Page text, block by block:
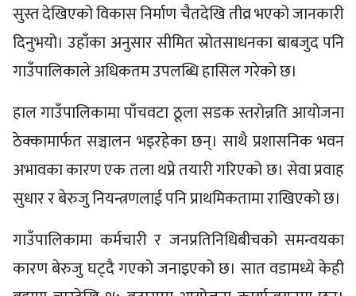
सुस्त देखिएको विकास निर्माण चैतदेखि तीव्र भएको जानकारी
दिनुभयो। उहाँका अनुसार सीमित स्रोतसाधनका बाबजुद पनि
गाउँपालिकाले अधिकतम उपलब्धि हासिल गरेको छ।
हाल गाउँपालिकामा पाँचवटा ठूला सडक स्तरोन्नति आयोजना
ठेक्कामार्फत सञ्चालन भइरहेका छन्। साथै प्रशासनिक भवन
अभावका कारण एक तला थप्ने तयारी गरिएको छ। सेवा प्रवाह
सुधार र बेरुजु नियन्त्रणलाई पनि प्राथमिकतामा राखिएको छ।
गाउँपालिकामा कर्मचारी र जनप्रतिनिधिबीचको समन्वयका
कारण बेरुजु घट्दै गएको जनाइएको छ। सात वडामध्ये केही